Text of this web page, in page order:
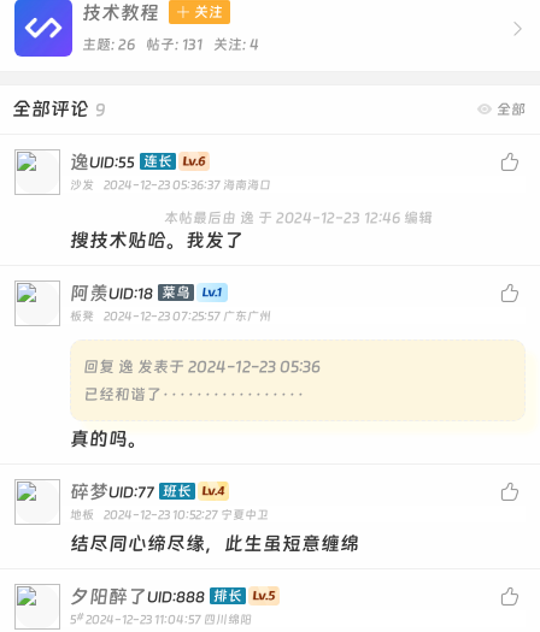

技术教程  关注
主题: 26 帖子: 131 关注: 4
 全部
全部评论 9

逸UID:55 连长
沙发 2024-12-23 05:36:37 海南海口
本帖最后由 逸 于 2024-12-23 12:46 编辑
搜技术贴哈。我发了

阿羡UID:18 菜鸟
板凳 2024-12-23 07:25:57 广东广州
回复 逸 发表于 2024-12-23 05:36
已经和谐了·················
真的吗。

碎梦UID:77 班长
地板 2024-12-23 10:52:27 宁夏中卫
结尽同心缔尽缘，此生虽短意缠绵

夕阳醉了UID:888 排长
5# 2024-12-23 11:04:57 四川绵阳